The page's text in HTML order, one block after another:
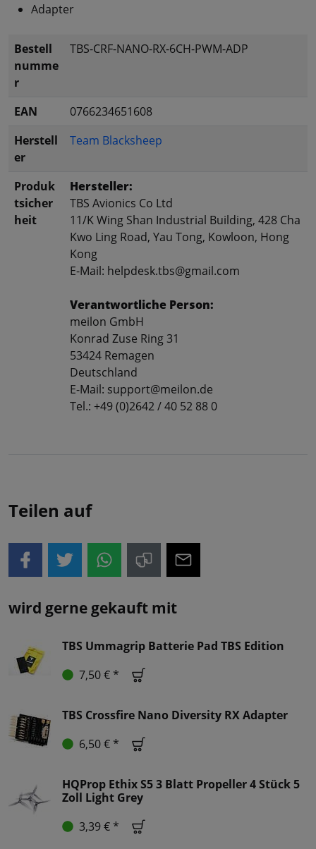
Adapter
Bestell
numme
r
TBS-CRF-NANO-RX-6CH-PWM-ADP
EAN
0766234651608
Herstell
er
Team Blacksheep
Produk
tsicher
heit
Hersteller:
TBS Avionics Co Ltd
11/K Wing Shan Industrial Building, 428 Cha
Kwo Ling Road, Yau Tong, Kowloon, Hong
Kong
E-Mail: helpdesk.tbs@gmail.com
Verantwortliche Person:
meilon GmbH
Konrad Zuse Ring 31
53424 Remagen
Deutschland
E-Mail: support@meilon.de
Tel.: +49 (0)2642 / 40 52 88 0
Teilen auf
wird gerne gekauft mit
TBS Ummagrip Batterie Pad TBS Edition
7,50 € *
TBS Crossfire Nano Diversity RX Adapter
6,50 € *
HQProp Ethix S5 3 Blatt Propeller 4 Stück 5
Zoll Light Grey
3,39 € *